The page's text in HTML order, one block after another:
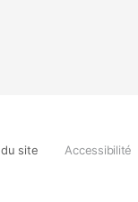
du site Accessibilité